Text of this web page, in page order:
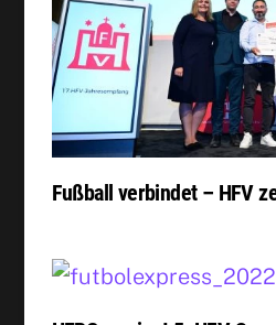
Fußball verbindet – HFV